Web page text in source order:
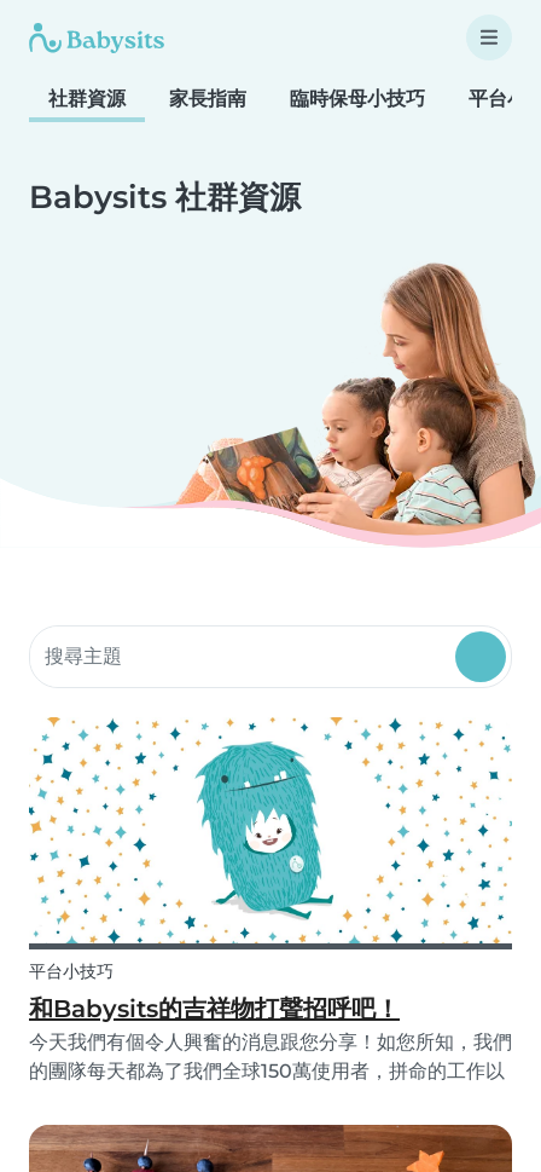
社群資源 家長指南 臨時保母小技巧 平台小
Babysits 社群資源
搜索社群資源
平台小技巧
和Babysits的吉祥物打聲招呼吧！
今天我們有個令人興奮的消息跟您分享！如您所知，我們
的團隊每天都為了我們全球150萬使用者，拼命的工作以
的功能、並提供實用的內容，同時處理如此大量的任務可
是一個非常艱鉅的任務，這也是為什麼，從今天起，總算